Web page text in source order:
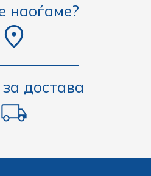
наоѓаме?
достава